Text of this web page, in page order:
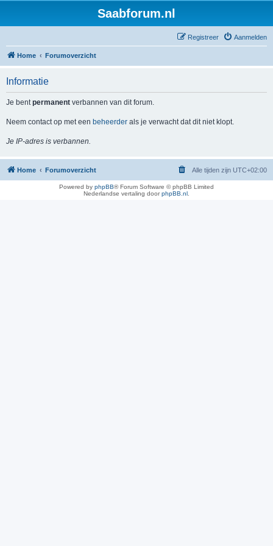
Saabforum.nl
Aanmelden
Registreer
Home Forumoverzicht
Informatie
Je bentpermanent verbannen van dit forum.
Neem contact op met een beheerder als je verwacht dat dit niet klopt.
Je IP-adres is verbannen.
Home Forumoverzicht Alle tijden zijn UTC+02:00
Powered by phpBB® Forum Software © phpBB Limited
Nederlandse vertaling doorphpBB.nl